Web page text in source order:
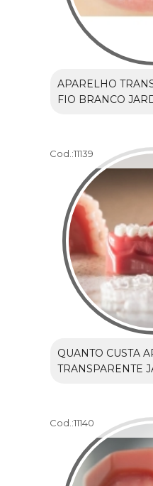
APARELHO
FIO BRANCO
Cod.:11139
QUANTO CUSTA
TRANSPARENTE
Cod.:11140